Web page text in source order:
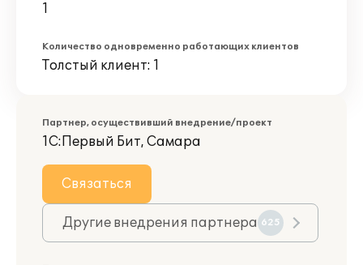
1
Количество одновременно работающих клиентов
Толстый клиент: 1
Партнер, осуществивший внедрение/проект
1С:Первый Бит, Самара
Связаться
Другие внедрения партнера 625